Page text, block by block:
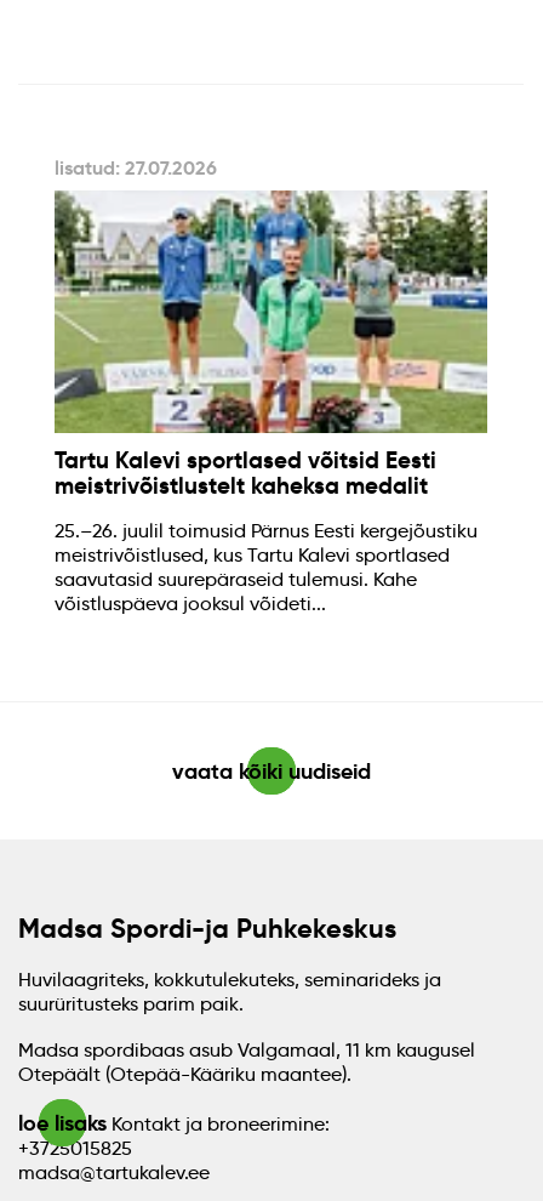
lisatud: 27.07.2026
Tartu Kalevi sportlased võitsid Eesti
meistrivõistlustelt kaheksa medalit
25.–26. juulil toimusid Pärnus Eesti kergejõustiku
meistrivõistlused, kus Tartu Kalevi sportlased
saavutasid suurepäraseid tulemusi. Kahe
võistluspäeva jooksul võideti...
vaata kõiki uudiseid
Madsa Spordi-ja Puhkekeskus
Huvilaagriteks, kokkutulekuteks, seminarideks ja
suurüritusteks parim paik.
Madsa spordibaas asub Valgamaal, 11 km kaugusel
Otepäält (Otepää-Kääriku maantee).
loe lisaks Kontakt ja broneerimine:
+3725015825
madsa@tartukalev.ee